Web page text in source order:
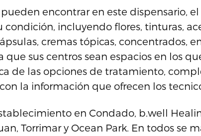
pueden encontrar en este dispensario,
condición, incluyendo flores, tinturas,
cremas tópicas, concentrados,
que sus centros sean espacios en los
de las opciones de tratamiento,
la información que ofrecen los
en Condado, b.well
Torrimar y Ocean Park. En todos se